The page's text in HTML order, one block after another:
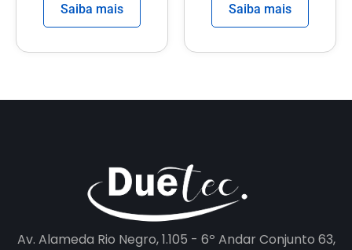
Saiba mais Saiba mais
Av. Alameda Rio Negro, 1.105 - 6º Andar Conjunto 63,